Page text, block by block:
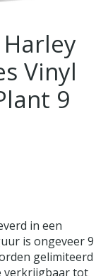
Harley
Vinyl
9
in een
is ongeveer 9
gelimiteerd
verkrijgbaar tot